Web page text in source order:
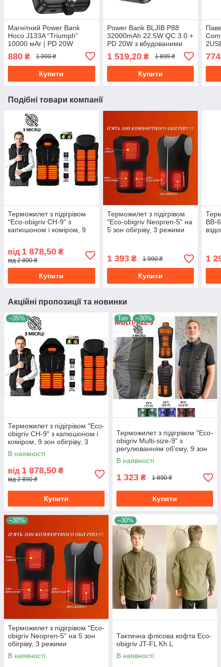
Магнітний Power Bank
Hoco J133A “Triumph”
10000 мАг | PD 20W
880 ₴ 1 000 ₴
Купити
Power Bank BLJIB P88
32000mAh 22.5W QC 3.0 +
PD 20W з вбудованими
дисплеєм (заряджає 5
пристроїв)
1 519,20₴ 1 899 ₴
Купити
Подібні товари компанії
Терможилет з підігрівом
"Eco-obigriv CH-9" з
капюшоном і коміром, 9
B розмір L
від 1 878,50 ₴
від 2 890 ₴
Купити
Терможилет з підігрівом
"Eco-obigriv Neopren-5" на
5 зон обігріву, 3 режими
1 393₴ 1 990 ₴
Купити
BB-
1
Акційні пропозиції та новинки
–35%
Терможилет з підігрівом "Eco-
obigriv CH-9" з капюшоном і
коміром, 9 зон обігріву, 3
режими регулювання
температури B розмір L
В наявності
від 1 878,50 ₴
від 2 890 ₴
Купити
Топ –30%
Терможилет з підігрівом "Eco-
obigriv Multi-size-9" з
регулюванням об'єму, 9 зон
обігріву, 3 режими
регулювання температури L
В наявності
1 323 ₴ 1 890 ₴
Купити
–30%
Терможилет з підігрівом "Eco-
obigriv Neopren-5" на 5 зон
обігріву, 3 режими
регулювання температури S
В наявності
–30%
Тактична флісова кофта Eco-
obigriv JT-FL Kh L
В наявності